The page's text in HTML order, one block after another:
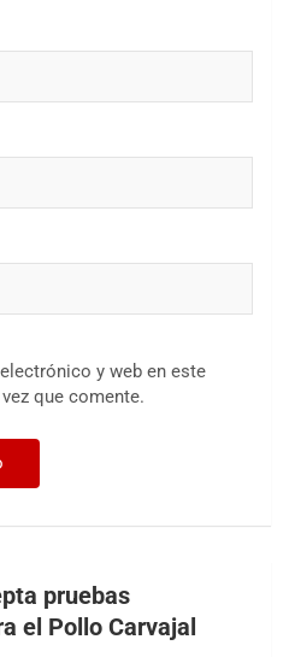
y web en este
que comente.
pruebas
el Pollo Carvajal